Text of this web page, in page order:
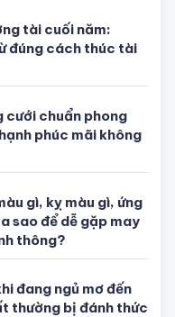
tài cuối năm:
đúng cách thúc tài
chuẩn phong
phúc mãi không
gì, kỵ màu gì, ứng
sao để dễ gặp may
thông?